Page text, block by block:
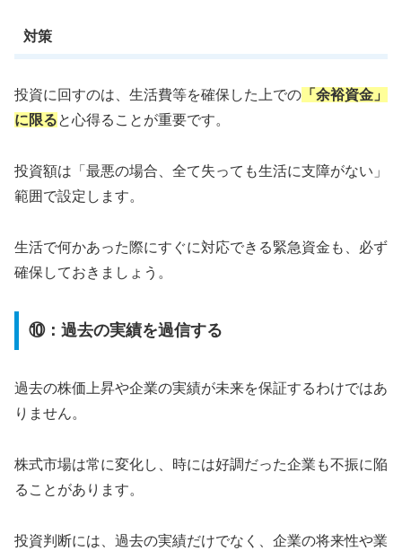
対策
投資に回すのは、生活費等を確保した上での 「余裕資金」
に限ると心得ることが重要です。
投資額は「最悪の場合、全て失っても生活に支障がない」
範囲で設定します。
生活で何かあった際にすぐに対応できる緊急資金も、必ず
確保しておきましょう。
⑩：過去の実績を過信する
過去の株価上昇や企業の実績が未来を保証するわけではあ
りません。
株式市場は常に変化し、時には好調だった企業も不振に陥
ることがあります。
投資判断には、過去の実績だけでなく、企業の将来性や業